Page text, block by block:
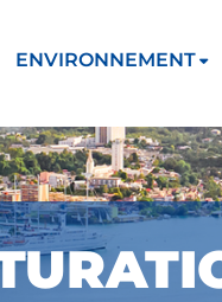
ENVIRONNEMENT